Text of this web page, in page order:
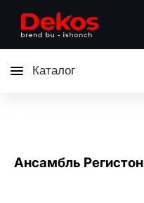
Каталог
Ансамбль Регистон